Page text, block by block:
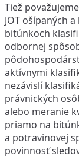
Tiež
JOT ošípaných
bitúnkoch
odbornej
aktívnymi
nezávislí
právnických
alebo meranie
priamo na
a potravinovej
povinnosť